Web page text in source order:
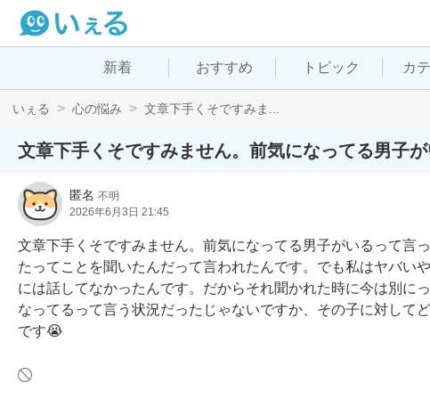
新着 おすすめ トピック カ
いぇる 心の悩み 文章下手くそですみま...
文章下手くそですみません。前気になってる男子
匿名 不明
2026年6月3日 21:45
文章下手くそですみません。前気になってる男子がいるって言
たってことを聞いたんだって言われたんです。でも私はヤバい
には話してなかったんです。だからそれ聞かれた時に今は別に
なってるって言う状況だったじゃないですか、その子に対し
です😭